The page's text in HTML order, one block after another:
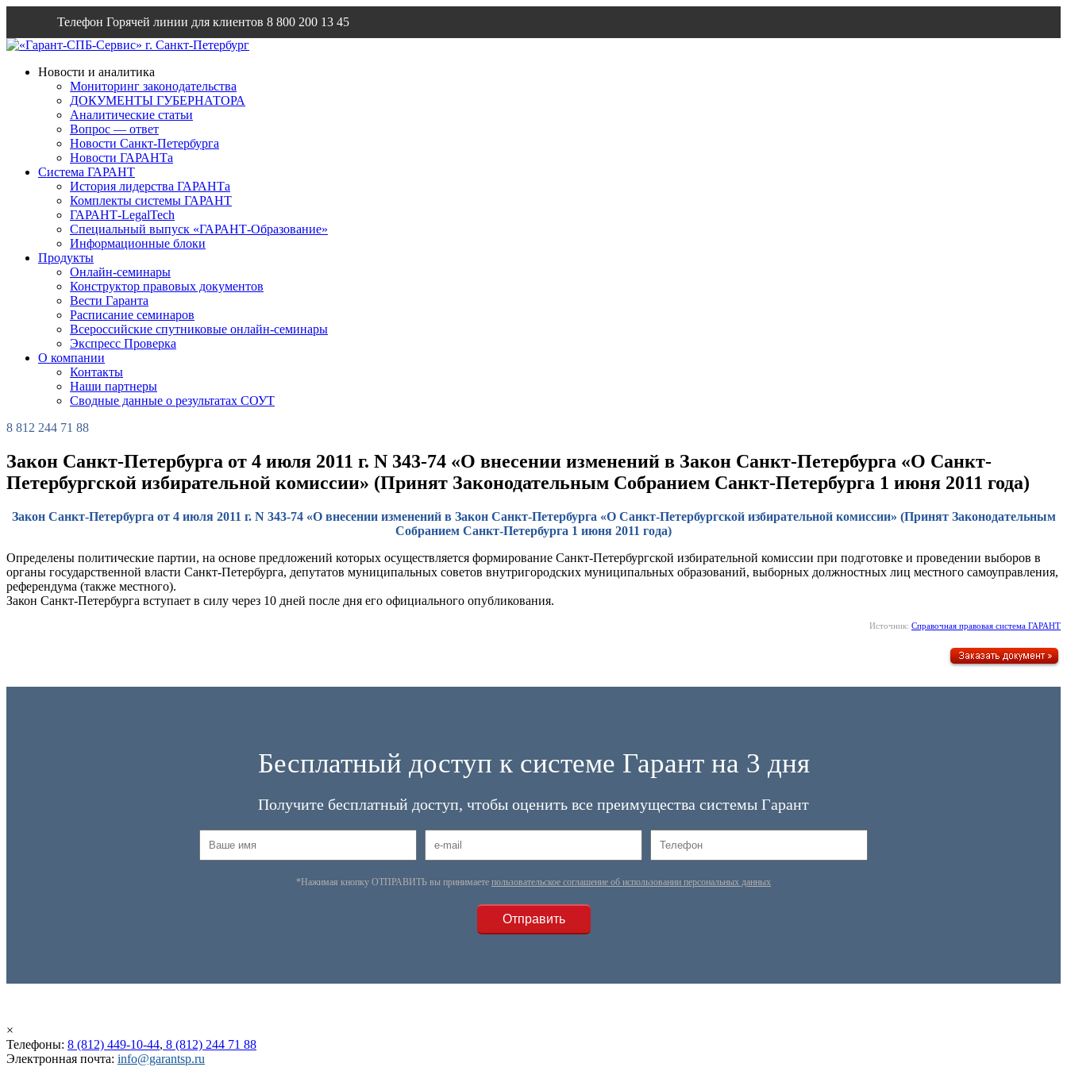
Телефон Горячей линии для клиентов 8 800 200 13 45
Emailinfo@garantsp.ru
Новости и аналитика
Мониторинг законодательства
ДОКУМЕНТЫ ГУБЕРНАТОРА
Аналитические статьи
Вопрос — ответ
Новости Санкт-Петербурга
Новости ГАРАНТа
Система ГАРАНТ
История лидерства ГАРАНТа
Комплекты системы ГАРАНТ
ГАРАНТ-LegalTech
Специальный выпуск «ГАРАНТ-Образование»
Информационные блоки
Продукты
Онлайн-семинары
Конструктор правовых документов
Вести Гаранта
Расписание семинаров
Всероссийские спутниковые онлайн-семинары
Экспресс Проверка
О компании
Контакты
Наши партнеры
Сводные данные о результатах СОУТ
8 812 244 71 88
Закон Санкт-Петербурга от 4 июля 2011 г. N 343-74 «О внесении изменений в Закон Санкт-Петербурга «О Санкт-
Петербургской избирательной комиссии» (Принят Законодательным Собранием Санкт-Петербурга 1 июня 2011 года)
Закон Санкт-Петербурга от 4 июля 2011 г. N 343-74 «О внесении изменений в Закон Санкт-Петербурга «О Санкт-Петербургской избирательной комиссии» (Принят Законодательным
Собранием Санкт-Петербурга 1 июня 2011 года)
Определены политические партии, на основе предложений которых осуществляется формирование Санкт-Петербургской избирательной комиссии при подготовке и проведении выборов в
органы государственной власти Санкт-Петербурга, депутатов муниципальных советов внутригородских муниципальных образований, выборных должностных лиц местного самоуправления,
референдума (также местного).
Закон Санкт-Петербурга вступает в силу через 10 дней после дня его официального опубликования.
Источник: Справочная правовая система ГАРАНТ
Бесплатный доступ к системе Гарант на 3 дня
Получите бесплатный доступ, чтобы оценить все преимущества системы Гарант
*Нажимая кнопку ОТПРАВИТЬ вы принимаете пользовательское соглашение об использовании персональных данных
×
Телефоны: 8 (812) 449-10-44, 8 (812) 244 71 88
Электронная почта: info@garantsp.ru